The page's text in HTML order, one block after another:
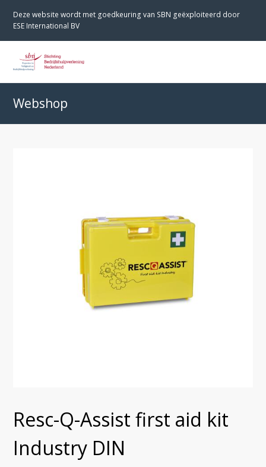
Deze website wordt met goedkeuring van SBN geëxploiteerd door
ESE International BV
Webshop
Resc-Q-Assist first aid kit
Industry DIN